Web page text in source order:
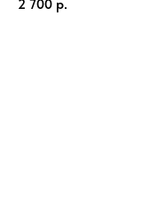
2 700 р.